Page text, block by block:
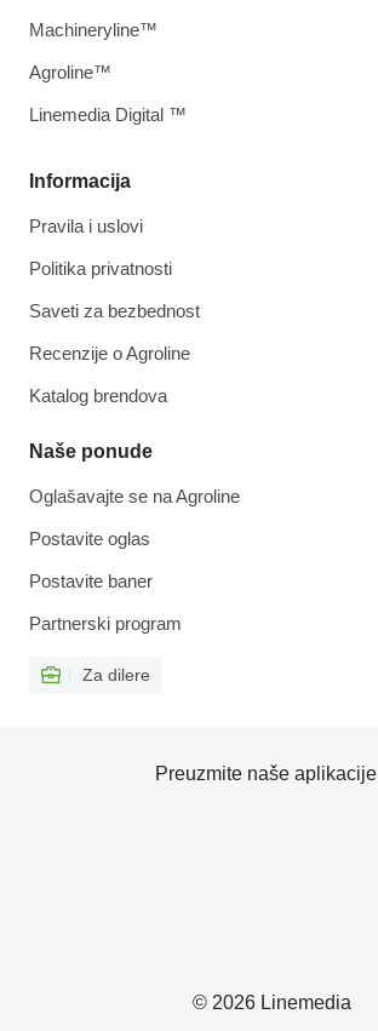
Informacija
Pravila i uslovi
Politika privatnosti
Saveti za bezbednost
Recenzije o Agroline
Katalog brendova
Naše ponude
Oglašavajte se na Agroline
Postavite oglas
Postavite baner
Partnerski program
Za dilere
Machineryline™
Agroline™
Linemedia Digital ™
© 2026 Linemedia
Preuzmite naše aplikacije